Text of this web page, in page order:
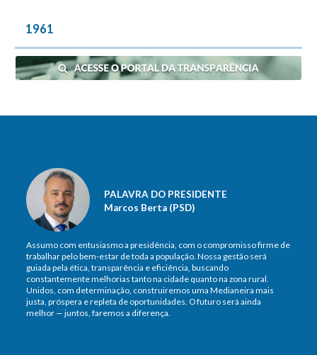
1961
PALAVRA DO PRESIDENTE
Marcos Berta (PSD)
Assumo com entusiasmo a presidência, com o compromisso firme de
trabalhar pelo bem-estar de toda a população. Nossa gestão será
guiada pela ética, transparência e eficiência, buscando
constantemente melhorias tanto na cidade quanto na zona rural.
Unidos, com determinação, construiremos uma Medianeira mais
justa, próspera e repleta de oportunidades. O futuro será ainda
melhor — juntos, faremos a diferença.